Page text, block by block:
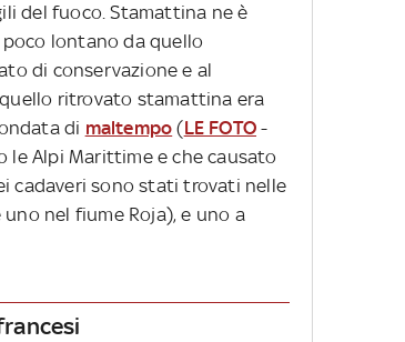
del fuoco. Stamattina ne è
lontano da quello
di conservazione e al
ritrovato stamattina era
di maltempo (LE FOTO -
le Alpi Marittime e che causato
cadaveri sono stati trovati nelle
nel fiume Roja), e uno a